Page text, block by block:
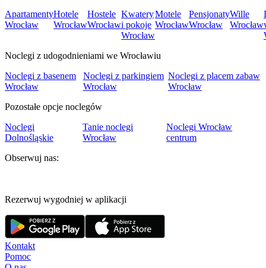
Apartamenty
Wrocław
Hotele
Wrocław
Hostele
Wrocław
Kwatery
i pokoje
Wrocław
Motele
Wrocław
Pensjonaty
Wrocław
Wille
Wrocław
Noclegi z udogodnieniami we Wrocławiu
Noclegi z basenem
Wrocław
Noclegi z parkingiem
Wrocław
Noclegi z placem zabaw
Wrocław
Pozostałe opcje noclegów
Noclegi
Dolnośląskie
Tanie noclegi
Wrocław
Noclegi Wrocław
centrum
Obserwuj nas:
Rezerwuj wygodniej w aplikacji
Kontakt
Pomoc